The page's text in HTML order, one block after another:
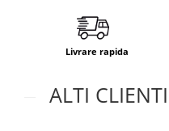
Livrare rapida
ALTI